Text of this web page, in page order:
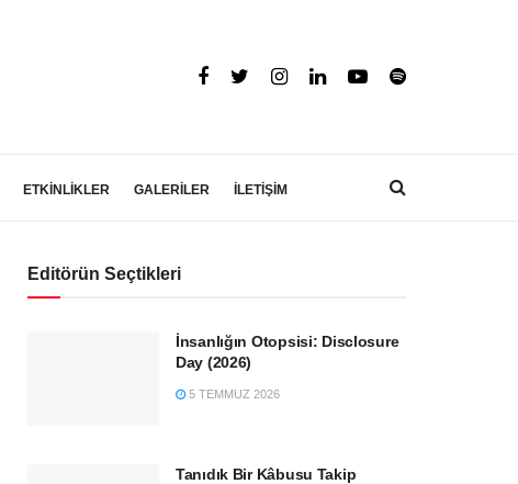
ETKİNLİKLER GALERİLER İLETİŞİM
Editörün Seçtikleri
İnsanlığın Otopsisi: Disclosure
Day (2026)
5 TEMMUZ 2026
Tanıdık Bir Kâbusu Takip